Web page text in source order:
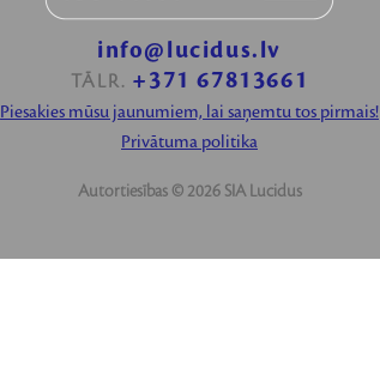
info@lucidus.lv
TĀLR. +371 67813661
Piesakies mūsu jaunumiem, lai saņemtu tos pirmais!
Privātuma politika
Autortiesības © 2026 SIA Lucidus